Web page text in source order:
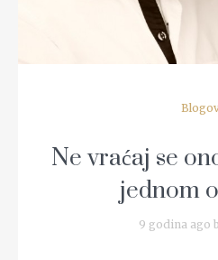
Ne vraćaj se
jednom
9 godina ago